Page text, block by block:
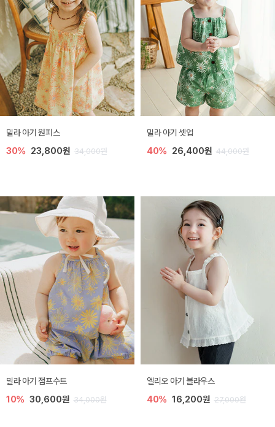
밀라 아기 원피스
30% 23,800원 34,000원
밀라 아기 셋업
40% 26,400원 44,000원
밀라 아기 점프수트
10% 30,600원 34,000원
엘리오 아기 블라우스
40% 16,200원 27,000원